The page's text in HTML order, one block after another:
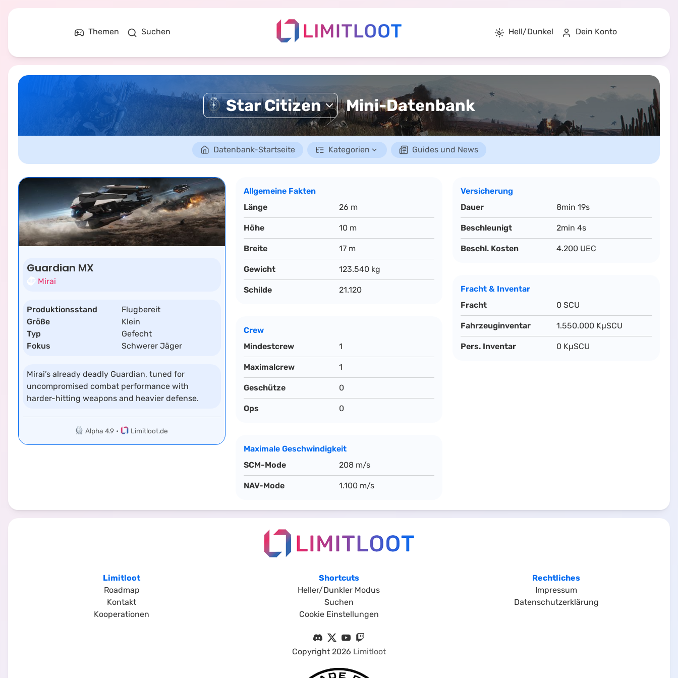
Themen Suchen Hell/Dunkel Dein Konto
Star Citizen Mini-Datenbank
Datenbank-Startseite Kategorien Guides und News
Guardian MX
Mirai
Produktionsstand
Flugbereit
Größe
Klein
Typ
Gefecht
Fokus
Schwerer Jäger
Mirai’s already deadly Guardian, tuned for
uncompromised combat performance with
harder-hitting weapons and heavier defense.
Alpha 4.9 • Limitloot.de
Allgemeine Fakten
Länge
26 m
Höhe 10 m
Breite 17 m
Gewicht 123.540 kg
Schilde 21.120
Crew
Mindestcrew
1
Maximalcrew 1
Geschütze 0
Ops 0
Maximale Geschwindigkeit
SCM-Mode
208 m/s
NAV-Mode 1.100 m/s
Versicherung
Dauer
8min 19s
Beschleunigt 2min 4s
Beschl. Kosten 4.200 UEC
Fracht & Inventar
Fracht
0 SCU
Fahrzeuginventar 1.550.000 KµSCU
Pers. Inventar 0 KµSCU
Limitloot
Roadmap
Kontakt
Kooperationen
Shortcuts
Heller/Dunkler Modus
Suchen
Cookie Einstellungen
Rechtliches
Impressum
Datenschutzerklärung
Copyright 2026 Limitloot